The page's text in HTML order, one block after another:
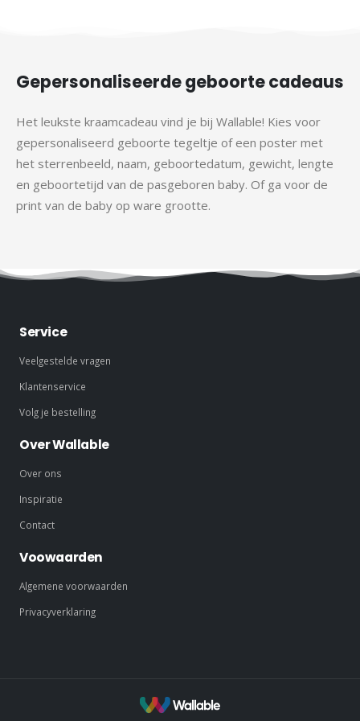
Gepersonaliseerde geboorte cadeaus
Het leukste kraamcadeau vind je bij Wallable! Kies voor
gepersonaliseerd geboorte tegeltje of een poster met
het sterrenbeeld, naam, geboortedatum, gewicht, lengte
en geboortetijd van de pasgeboren baby. Of ga voor de
print van de baby op ware grootte.
Service
Veelgestelde vragen
Klantenservice
Volg je bestelling
Over Wallable
Over ons
Inspiratie
Contact
Voowaarden
Algemene voorwaarden
Privacyverklaring